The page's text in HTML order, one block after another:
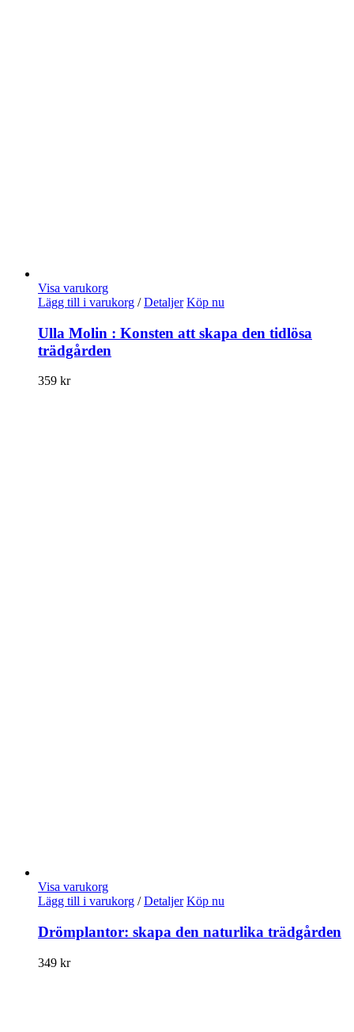
Visa varukorg
Lägg till i varukorg / Detaljer Köp nu
Ulla Molin : Konsten att skapa den tidlösa
trädgården
359 kr
Visa varukorg
Lägg till i varukorg / Detaljer Köp nu
Drömplantor: skapa den naturlika trädgården
349 kr